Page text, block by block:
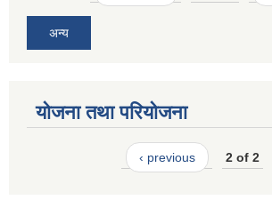
अन्य
योजना तथा परियोजना
‹ previous 2 of 2